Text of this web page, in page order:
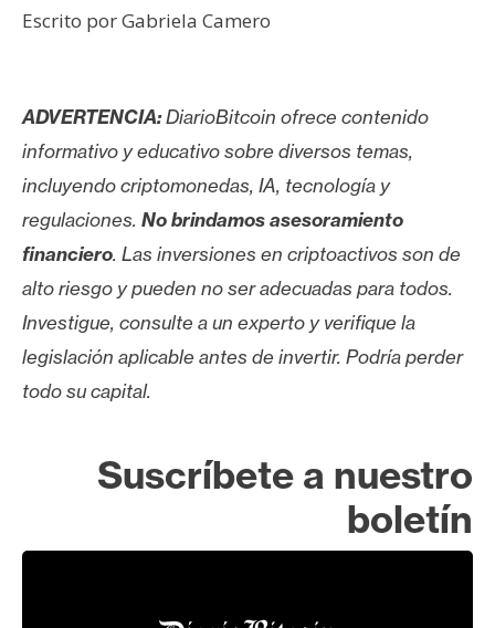
i
Escrito por Gabriela Camero
ADVERTENCIA:DiarioBitcoin ofrece contenido
informativo y educativo sobre diversos temas,
incluyendo criptomonedas, IA, tecnología y
regulaciones. No brindamos asesoramiento
financiero. Las inversiones en criptoactivos son de
alto riesgo y pueden no ser adecuadas para todos.
Investigue, consulte a un experto y verifique la
legislación aplicable antes de invertir. Podría perder
todo su capital.
Suscríbete a nuestro
boletín